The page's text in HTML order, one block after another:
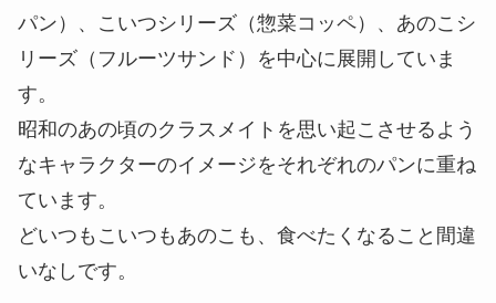
パン）、こいつシリーズ（惣菜コッペ）、あのこシ
リーズ（フルーツサンド）を中心に展開していま
す。
昭和のあの頃のクラスメイトを思い起こさせるよう
なキャラクターのイメージをそれぞれのパンに重ね
ています。
どいつもこいつもあのこも、食べたくなること間違
いなしです。